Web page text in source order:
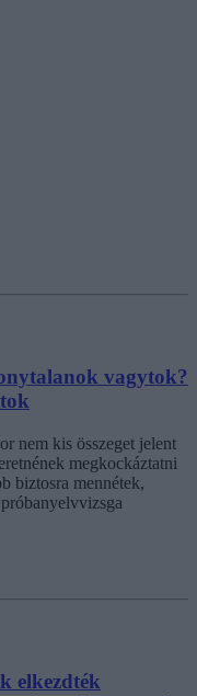
vagytok?
nem kis összeget jelent
megkockáztatni
biztosra mennétek,
elkezdték